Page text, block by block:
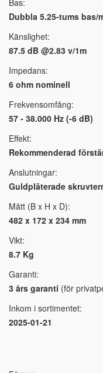
Bas:
Dubbla 5.25-tums
Känslighet:
87.5 dB @2.83 v/1m
Impedans:
6 ohm nominell
Frekvensomfång:
57 - 38.000 Hz (-6 dB)
Effekt:
Rekommenderad
Anslutningar:
Guldpläterade
Mått (B x H x D):
482 x 172 x 234 mm
Vikt:
8.7 Kg
Garanti:
3 års garanti (för
Inkom i sortimentet:
2025-01-21